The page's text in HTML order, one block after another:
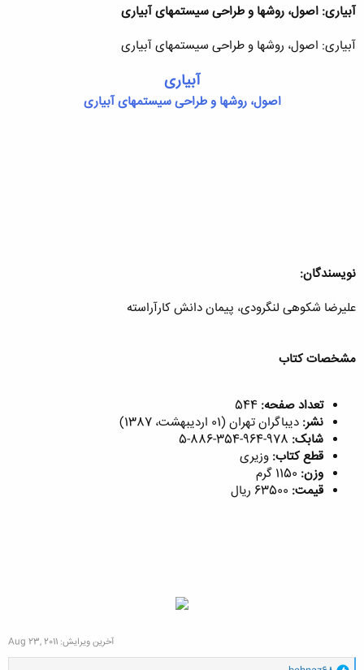
آبیاری: اصول، روشها و طراحی سیستمهای آبیاری
آبیاری: اصول، روشها و طراحی سیستمهای آبیاری
آبیاری
اصول، روشها و طراحی سیستمهای آبیاری
نویسندگان:
علیرضا شکوهی لنگرودی، پیمان دانش کارآراسته
مشخصات کتاب
تعداد صفحه:
نشر: دیباگران تهران (01 اردیبهشت، 1387)
شابک:
قطع کتاب: وزیری
وزن:
قیمت: 63500 ریال
آخرین ویرایش: Aug 23, 2011